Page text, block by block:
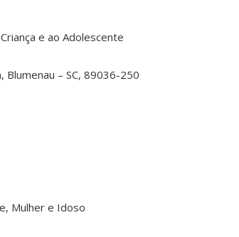
e ao Adolescente
Blumenau – SC, 89036-250
Mulher e Idoso